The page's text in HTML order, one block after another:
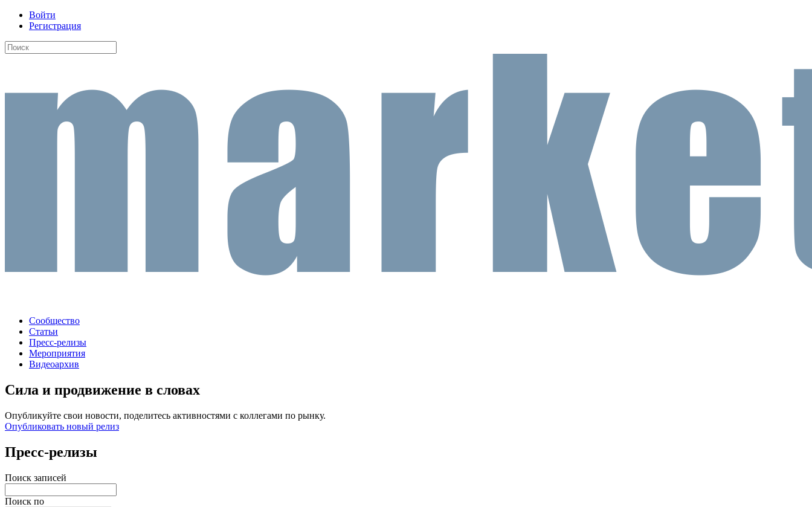
Войти
Регистрация
Сообщество
Статьи
Пресс-релизы
Мероприятия
Видеоархив
Сила и продвижение в словах
Опубликуйте свои новости, поделитесь активностями с коллегами по рынку.
Опубликовать новый релиз
Пресс-релизы
Поиск записей
Поиск по